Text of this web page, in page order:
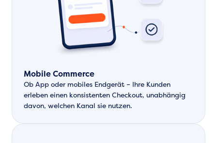
Mobile Commerce
Ob App oder mobiles Endgerät – Ihre Kunden
erleben einen konsistenten Checkout, unabhängig
davon, welchen Kanal sie nutzen.